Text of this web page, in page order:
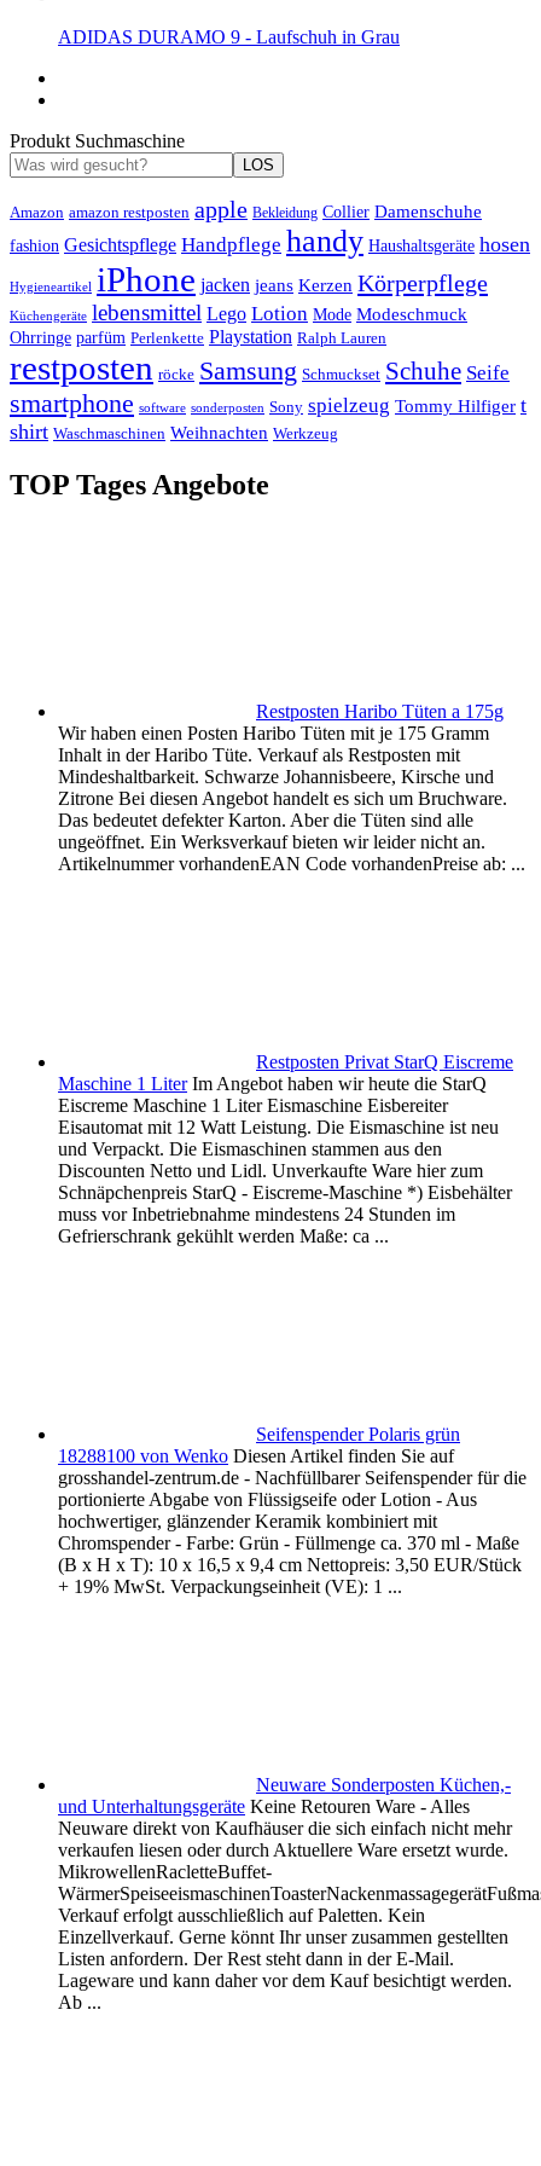
ADIDAS DURAMO 9 - Laufschuh in Grau
Produkt Suchmaschine
LOS
Amazon amazon restposten apple Bekleidung Collier Damenschuhe
fashion Gesichtspflege Handpflege handy Haushaltsgeräte hosen
Hygieneartikel iPhone jacken jeans Kerzen Körperpflege
Küchengeräte lebensmittel Lego Lotion Mode Modeschmuck
Ohrringe parfüm Perlenkette Playstation Ralph Lauren
restposten röcke Samsung Schmuckset Schuhe Seife
smartphone software sonderposten Sony spielzeug Tommy Hilfiger t
shirt Waschmaschinen Weihnachten Werkzeug
TOP Tages Angebote
Restposten Haribo Tüten a 175g
Wir haben einen Posten Haribo Tüten mit je 175 Gramm
Inhalt in der Haribo Tüte. Verkauf als Restposten mit
Mindeshaltbarkeit. Schwarze Johannisbeere, Kirsche und
Zitrone Bei diesen Angebot handelt es sich um Bruchware.
Das bedeutet defekter Karton. Aber die Tüten sind alle
ungeöffnet. Ein Werksverkauf bieten wir leider nicht an.
Artikelnummer vorhandenEAN Code vorhandenPreise ab: ...
Restposten Privat StarQ Eiscreme
Maschine 1 Liter Im Angebot haben wir heute die StarQ
Eiscreme Maschine 1 Liter Eismaschine Eisbereiter
Eisautomat mit 12 Watt Leistung. Die Eismaschine ist neu
und Verpackt. Die Eismaschinen stammen aus den
Discounten Netto und Lidl. Unverkaufte Ware hier zum
Schnäpchenpreis StarQ - Eiscreme-Maschine *) Eisbehälter
muss vor Inbetriebnahme mindestens 24 Stunden im
Gefrierschrank gekühlt werden Maße: ca ...
Seifenspender Polaris grün
18288100 von Wenko Diesen Artikel finden Sie auf
grosshandel-zentrum.de - Nachfüllbarer Seifenspender für die
portionierte Abgabe von Flüssigseife oder Lotion - Aus
hochwertiger, glänzender Keramik kombiniert mit
Chromspender - Farbe: Grün - Füllmenge ca. 370 ml - Maße
(B x H x T): 10 x 16,5 x 9,4 cm Nettopreis: 3,50 EUR/Stück
+ 19% MwSt. Verpackungseinheit (VE): 1 ...
Neuware Sonderposten Küchen,-
und Unterhaltungsgeräte Keine Retouren Ware - Alles
Neuware direkt von Kaufhäuser die sich einfach nicht mehr
verkaufen liesen oder durch Aktuellere Ware ersetzt wurde.
MikrowellenRacletteBuffet-
Verkauf erfolgt ausschließlich auf Paletten. Kein
Einzellverkauf. Gerne könnt Ihr unser zusammen gestellten
Listen anfordern. Der Rest steht dann in der E-Mail.
Lageware und kann daher vor dem Kauf besichtigt werden.
Ab ...